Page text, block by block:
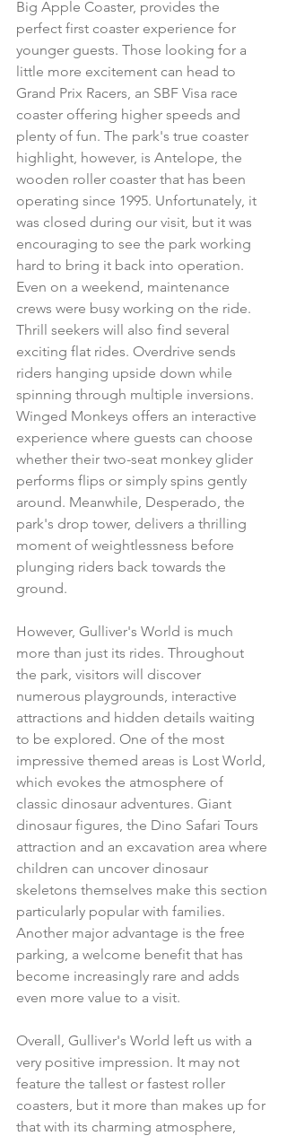
Big Apple Coaster, provides the
perfect first coaster experience for
younger guests. Those looking for a
little more excitement can head to
Grand Prix Racers, an SBF Visa race
coaster offering higher speeds and
plenty of fun. The park's true coaster
highlight, however, is Antelope, the
wooden roller coaster that has been
operating since 1995. Unfortunately, it
was closed during our visit, but it was
encouraging to see the park working
hard to bring it back into operation.
Even on a weekend, maintenance
crews were busy working on the ride.
Thrill seekers will also find several
exciting flat rides. Overdrive sends
riders hanging upside down while
spinning through multiple inversions.
Winged Monkeys offers an interactive
experience where guests can choose
whether their two-seat monkey glider
performs flips or simply spins gently
around. Meanwhile, Desperado, the
park's drop tower, delivers a thrilling
moment of weightlessness before
plunging riders back towards the
ground.
However, Gulliver's World is much
more than just its rides. Throughout
the park, visitors will discover
numerous playgrounds, interactive
attractions and hidden details waiting
to be explored. One of the most
impressive themed areas is Lost World,
which evokes the atmosphere of
classic dinosaur adventures. Giant
dinosaur figures, the Dino Safari Tours
attraction and an excavation area where
children can uncover dinosaur
skeletons themselves make this section
particularly popular with families.
Another major advantage is the free
parking, a welcome benefit that has
become increasingly rare and adds
even more value to a visit.
Overall, Gulliver's World left us with a
very positive impression. It may not
feature the tallest or fastest roller
coasters, but it more than makes up for
that with its charming atmosphere,